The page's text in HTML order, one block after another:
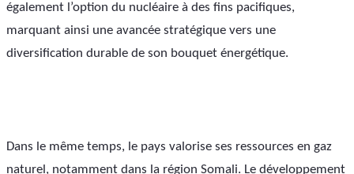
également l’option du nucléaire à des fins pacifiques,
marquant ainsi une avancée stratégique vers une
diversification durable de son bouquet énergétique.
Dans le même temps, le pays valorise ses ressources en gaz
naturel, notamment dans la région Somali. Le développement